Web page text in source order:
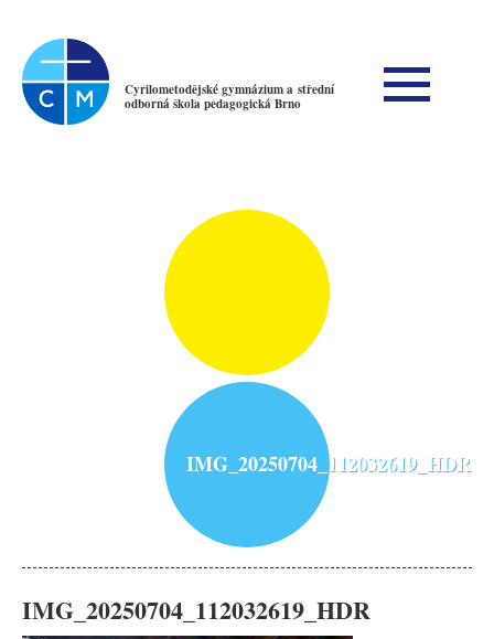
Cyrilometodějské gymnázium a střední
odborná škola pedagogická Brno
IMG_20250704_112032619_HDR
IMG_20250704_112032619_HDR